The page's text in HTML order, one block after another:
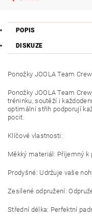
POPIS
DISKUZE
Ponožky JOOLA Team
Ponožky JOOLA Team
tréninku, soutěží i
optimální střih podporují
pocit.
Klíčové vlastnosti:
Měkký materiál: Příjemný k
Prodyšné: Udržuje vaše
Zesílené odpružení:
Střední délka: Perfektní